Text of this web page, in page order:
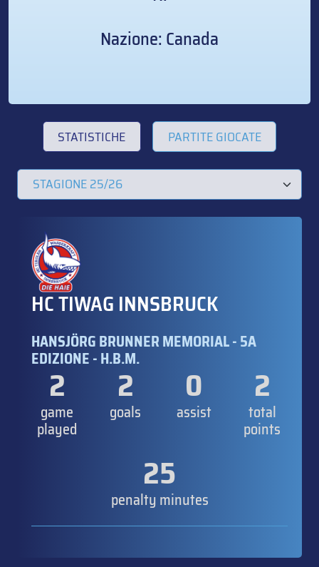
Nazione: Canada
STATISTICHE PARTITE GIOCATE
HC TIWAG INNSBRUCK
HANSJÖRG BRUNNER MEMORIAL - 5A
EDIZIONE - H.B.M.
2
game
played
2
goals
0
assist
2
total
points
25
penalty minutes